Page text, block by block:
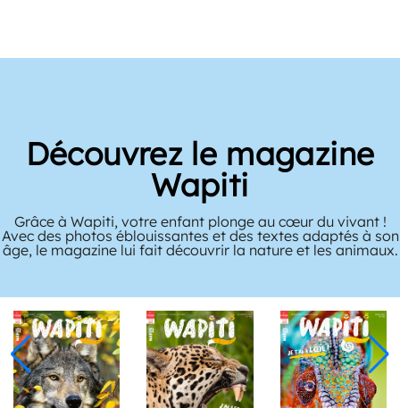
Découvrez le magazine
Wapiti
Grâce à Wapiti, votre enfant plonge au cœur du vivant !
Avec des photos éblouissantes et des textes adaptés à son
âge, le magazine lui fait découvrir la nature et les animaux.